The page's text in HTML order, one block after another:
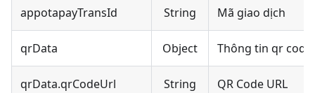
appotapayTransId String Mã giao dịch
qrData Object Thông tin qr code
qrData.qrCodeUrl String QR Code URL